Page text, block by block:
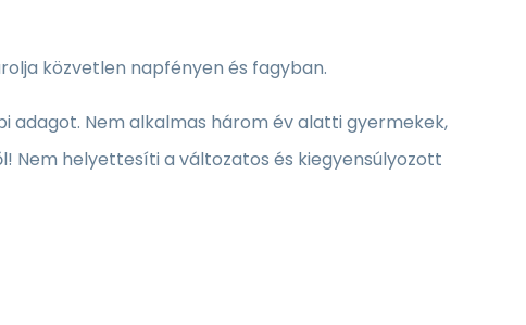
közvetlen napfényen és fagyban.
adagot. Nem alkalmas három év alatti gyermekek,
Nem helyettesíti a változatos és kiegyensúlyozott